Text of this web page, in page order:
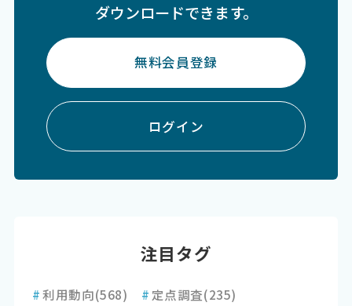
ダウンロードできます。
無料会員登録
ログイン
注目タグ
#利用動向(568) # 定点調査(235)